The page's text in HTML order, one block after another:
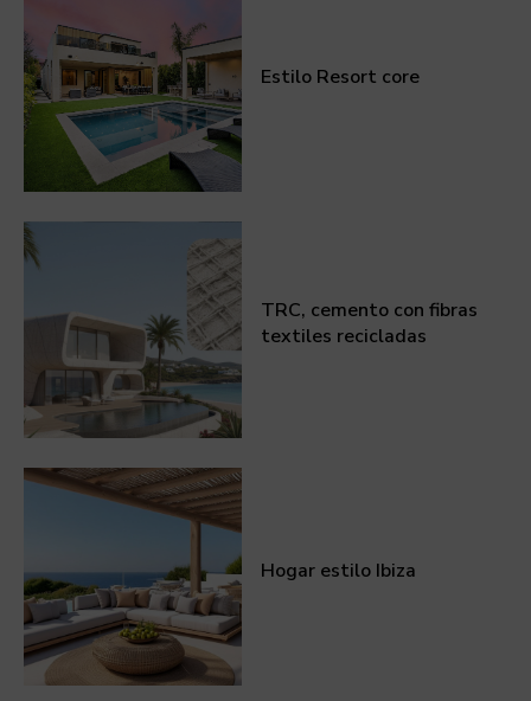
Estilo Resort core
TRC, cemento con fibras
textiles recicladas
Hogar estilo Ibiza